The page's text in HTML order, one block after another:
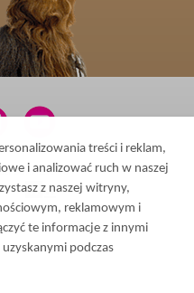
захищено
-
treści i reklam,
i analizować ruch w naszej
z naszej witryny,
reklamowym i
te informacje z innymi
podczas